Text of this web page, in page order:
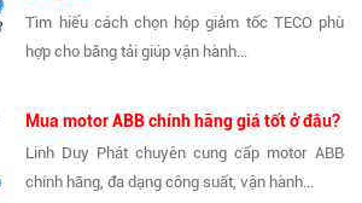
Tìm hiểu cách chọn hộp giảm tốc TECO phù
hợp cho băng tải giúp vận hành...
Mua motor ABB chính hãng giá tốt ở đâu?
Linh Duy Phát chuyên cung cấp motor ABB
chính hãng, đa dạng công suất, vận hành...